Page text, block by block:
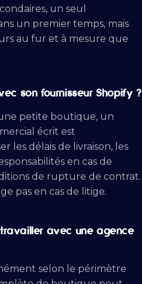
un seul
un premier temps, mais
au fur et à mesure que
son fournisseur Shopify ?
petite boutique, un
écrit est
les délais de livraison, les
en cas de
de rupture de contrat.
pas en cas de litige.
avec une agence
selon le périmètre